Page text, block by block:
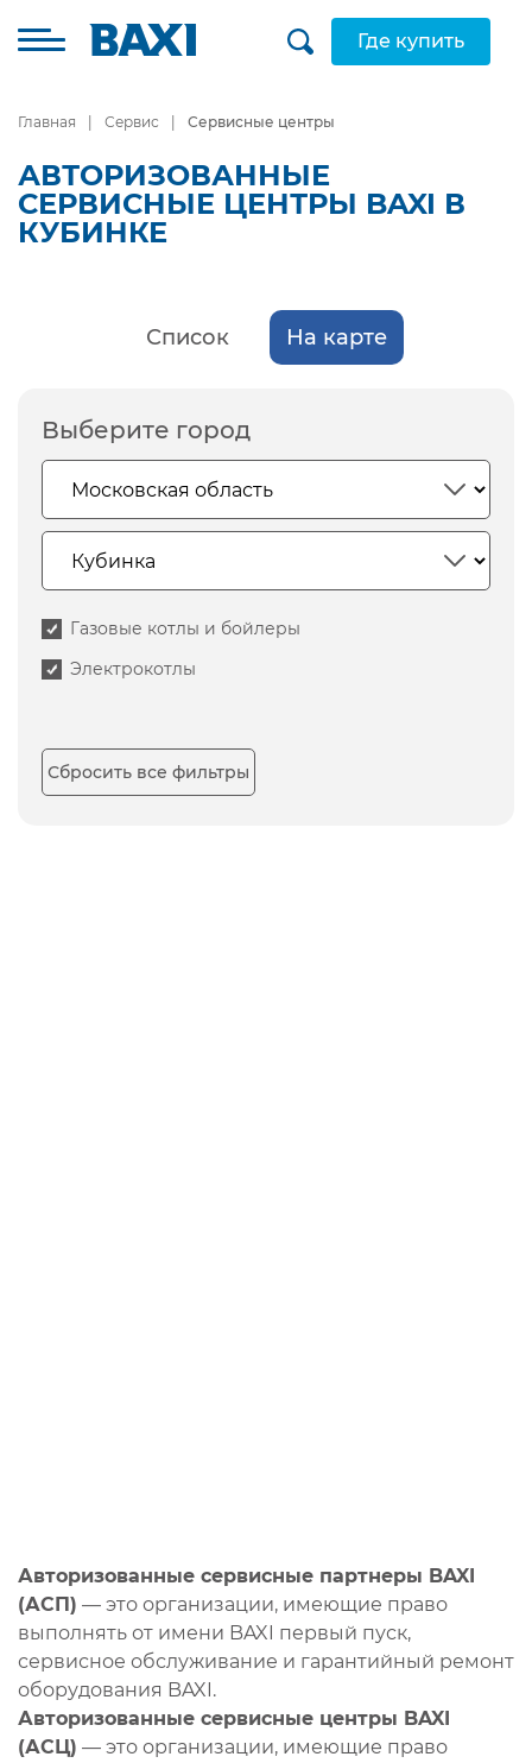
Где купить
Главная Сервис Сервисные центры
АВТОРИЗОВАННЫЕ
СЕРВИСНЫЕ ЦЕНТРЫ BAXI В
КУБИНКЕ
Список На карте
Выберите город
Газовые котлы и бойлеры
Электрокотлы
Сбросить все фильтры
Авторизованные сервисные партнеры BAXI
(АСП) — это организации, имеющие право
выполнять от имени BAXI первый пуск,
сервисное обслуживание и гарантийный ремонт
оборудования BAXI.
Авторизованные сервисные центры BAXI
(АСЦ) — это организации, имеющие право